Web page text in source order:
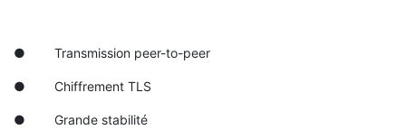
● Transmission peer-to-peer
● Chiffrement TLS
● Grande stabilité